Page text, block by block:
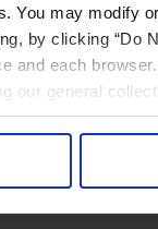
You may modify
by clicking “Do
and each
our general